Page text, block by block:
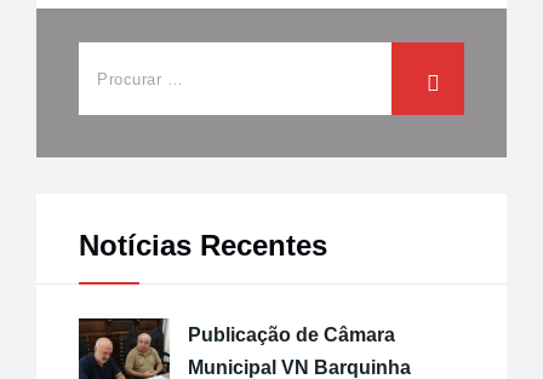
Notícias Recentes
Publicação de Câmara
Municipal VN Barquinha